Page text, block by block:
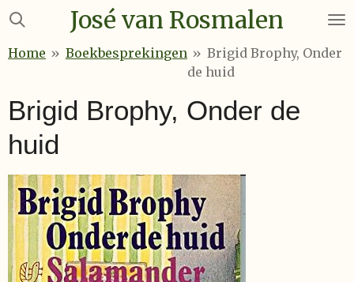
Ga
naar
José van Rosmalen
Home » Boekbesprekingen » Brigid Brophy, Onder
de huid
Brigid Brophy, Onder de
huid